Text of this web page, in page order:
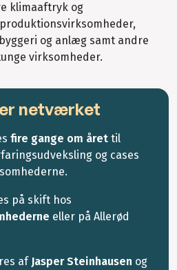
klimaaftryk og
og anlæg samt andre
virksomheder.
netværket
fire gange om året til
og cases
på skift hos
eller på Allerød
af Jasper Steinhausen og